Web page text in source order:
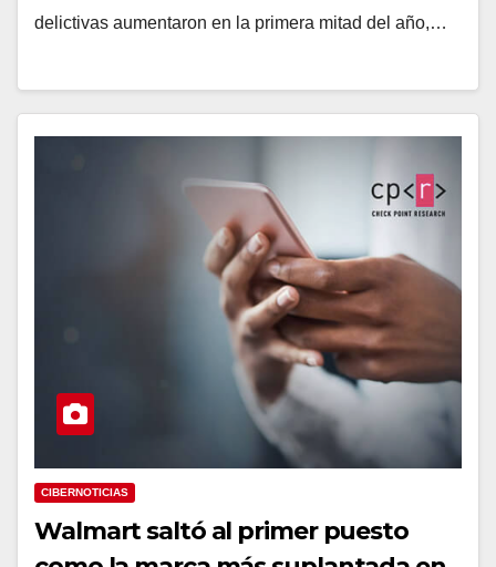
delictivas aumentaron en la primera mitad del año,…
CIBERNOTICIAS
Walmart saltó al primer puesto